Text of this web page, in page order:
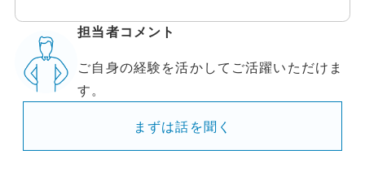
担当者コメント
ご自身の経験を活かしてご活躍いただけま
す。
まずは話を聞く